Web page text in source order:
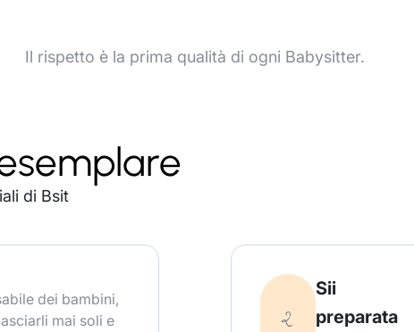
Il rispetto è la prima qualità di ogni Babysitter.
di Bsit
dei bambini,
mai soli e
Sii
preparata